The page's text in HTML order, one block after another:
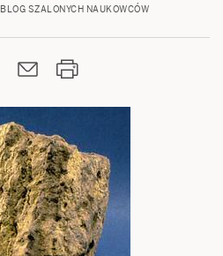
BLOG SZALONYCH NAUKOWCÓW